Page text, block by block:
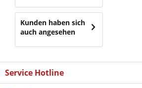
Kunden haben sich
auch angesehen
Service Hotline